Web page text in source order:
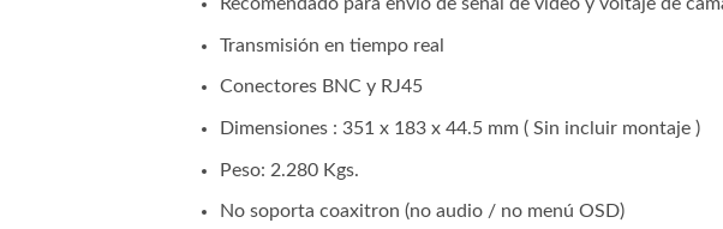
Recomendado para envío de señal de video y voltaje de
Transmisión en tiempo real
Conectores BNC y RJ45
Dimensiones : 351 x 183 x 44.5 mm ( Sin incluir montaje )
Peso: 2.280 Kgs.
No soporta coaxitron (no audio / no menú OSD)